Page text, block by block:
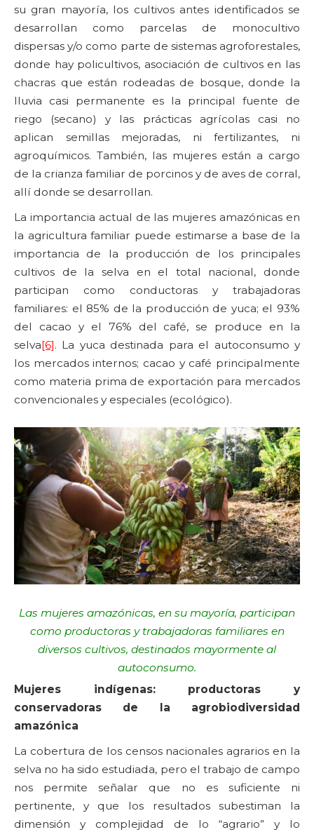
su gran mayoría, los cultivos antes identificados se
desarrollan como parcelas de monocultivo
dispersas y/o como parte de sistemas agroforestales,
donde hay policultivos, asociación de cultivos en las
chacras que están rodeadas de bosque, donde la
lluvia casi permanente es la principal fuente de
riego (secano) y las prácticas agrícolas casi no
aplican semillas mejoradas, ni fertilizantes, ni
agroquímicos. También, las mujeres están a cargo
de la crianza familiar de porcinos y de aves de corral,
allí donde se desarrollan.
La importancia actual de las mujeres amazónicas en
la agricultura familiar puede estimarse a base de la
importancia de la producción de los principales
cultivos de la selva en el total nacional, donde
participan como conductoras y trabajadoras
familiares: el 85% de la producción de yuca; el 93%
del cacao y el 76% del café, se produce en la
selva[6]. La yuca destinada para el autoconsumo y
los mercados internos; cacao y café principalmente
como materia prima de exportación para mercados
convencionales y especiales (ecológico).
Las mujeres amazónicas, en su mayoría, participan
como productoras y trabajadoras familiares en
diversos cultivos, destinados mayormente al
autoconsumo.
Mujeres indígenas: productoras y
conservadoras de la agrobiodiversidad
amazónica
La cobertura de los censos nacionales agrarios en la
selva no ha sido estudiada, pero el trabajo de campo
nos permite señalar que no es suficiente ni
pertinente, y que los resultados subestiman la
dimensión y complejidad de lo “agrario” y lo